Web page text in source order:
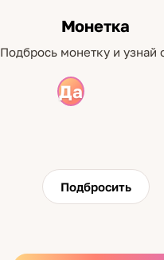
Монетка
Подбрось монетку и узнай
Да
Нет
Подбросить